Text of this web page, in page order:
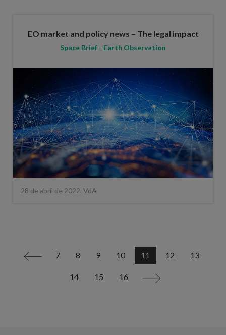
EO market and policy news – The legal impact
Space Brief - Earth Observation
28 de abril de 2022, VdA
< 7 8 9 10 11 12 13
14 15 16 >